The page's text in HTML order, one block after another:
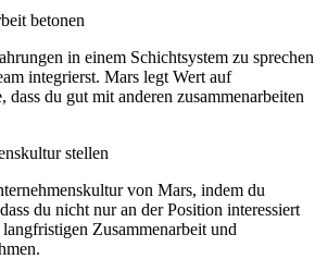
betonen
in einem Schichtsystem zu sprechen
integrierst. Mars legt Wert auf
dass du gut mit anderen zusammenarbeiten
stellen
von Mars, indem du
du nicht nur an der Position interessiert
Zusammenarbeit und